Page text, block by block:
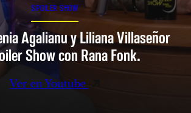
SPOILER SHOW
Agalianu y Liliana Villaseñor
Show con Rana Fonk.
Ver en Youtube